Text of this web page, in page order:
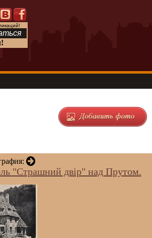
"Страшний двір" над Прутом.